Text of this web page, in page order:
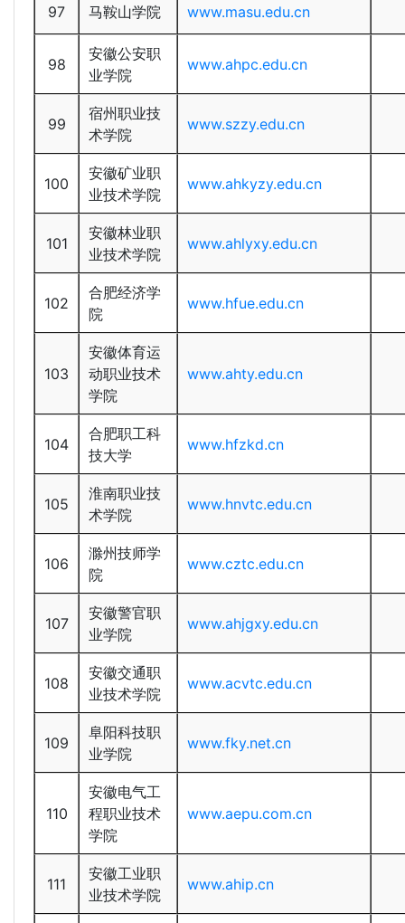
97 马鞍山学院 www.masu.edu.cn
98
安徽公安职
业学院
www.ahpc.edu.cn
99
宿州职业技
术学院
www.szzy.edu.cn
100
安徽矿业职
业技术学院
www.ahkyzy.edu.cn
101
安徽林业职
业技术学院
www.ahlyxy.edu.cn
102
合肥经济学
院
www.hfue.edu.cn
103
安徽体育运
动职业技术
学院
www.ahty.edu.cn
104
合肥职工科
技大学
www.hfzkd.cn
105
淮南职业技
术学院
www.hnvtc.edu.cn
106
滁州技师学
院
www.cztc.edu.cn
107
安徽警官职
业学院
www.ahjgxy.edu.cn
108
安徽交通职
业技术学院
www.acvtc.edu.cn
109
阜阳科技职
业学院
www.fky.net.cn
110
安徽电气工
程职业技术
学院
www.aepu.com.cn
111
安徽工业职
业技术学院
www.ahip.cn